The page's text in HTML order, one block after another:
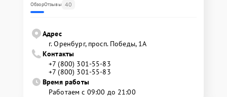
ОбзорОтзывы 40
Адрес
г. Оренбург, просп. Победы, 1А
Контакты
+7 (800) 301-55-83
+7 (800) 301-55-83
Время работы
Работаем с 09:00 до 21:00